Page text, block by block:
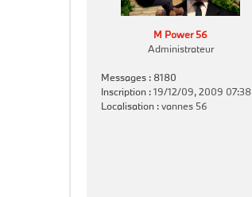
M Power 56
Administrateur
Messages : 8180
Inscription :19/12/09, 2009 07:38
Localisation :vannes 56